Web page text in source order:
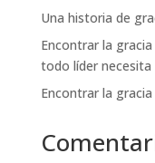
Una historia de
Encontrar la
todo líder necesita
Encontrar la